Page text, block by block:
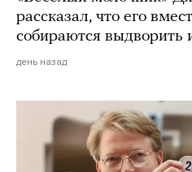
рассказал, что его
собираются выдворить
день назад